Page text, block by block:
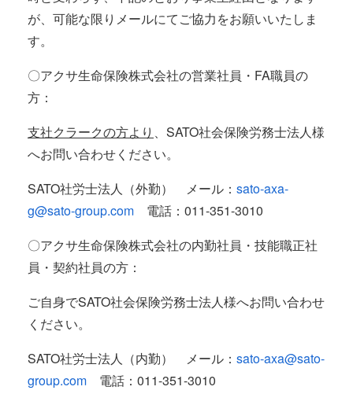
が、可能な限りメールにてご協力をお願いいたしま
す。
〇アクサ生命保険株式会社の営業社員・FA職員の
方：
支社クラークの方より 、SATO社会保険労務士法人様
へお問い合わせください。
SATO社労士法人（外勤） メール： sato-axa-
g@sato-group.com 電話：011-351-3010
〇アクサ生命保険株式会社の内勤社員・技能職正社
員・契約社員の方：
ご自身でSATO社会保険労務士法人様へお問い合わせ
ください。
SATO社労士法人（内勤） メール： sato-axa@sato-
group.com 電話：011-351-3010